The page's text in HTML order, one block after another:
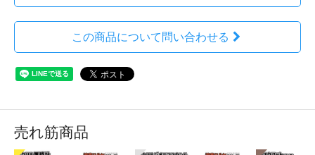
この商品について問い合わせる
売れ筋商品